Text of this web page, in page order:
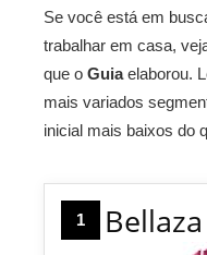
Se você está em
trabalhar em casa,
que o Guiaelaborou.
mais variados
inicial mais baixos do
1 Bellaza